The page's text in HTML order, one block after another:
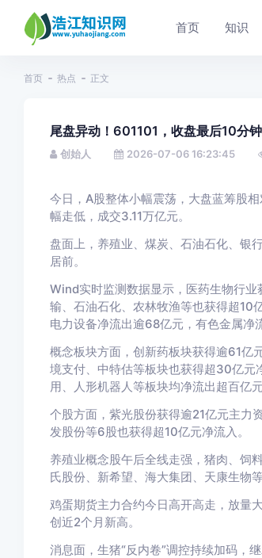
首页 知识
首页 热点 正文
尾盘异动！601101，收盘最后10分
创始人 2026-07-06 16:23:45
今日，A股整体小幅震荡，大盘蓝筹股
幅走低，成交3.11万亿元。
盘面上，养殖业、煤炭、石油石化、银
居前。
Wind实时监测数据显示，医药生物行
输、石油石化、农林牧渔等也获得超10
电力设备净流出逾68亿元，有色金属净
概念板块方面，创新药板块获得逾61亿
境支付、中特估等板块也获得超30亿元
用、人形机器人等板块均净流出超百亿元
个股方面，紫光股份获得逾21亿元主力
发股份等6股也获得超10亿元净流入。
养殖业概念股午后全线走强，猪肉、饲
氏股份、新希望、海大集团、天康生物
鸡蛋期货主力合约今日高开高走，放量
创近2个月新高。
消息面，生猪“反内卷”调控持续加码，